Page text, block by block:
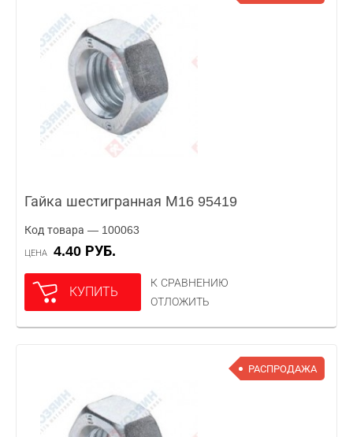
Гайка шестигранная М16 95419
Код товара — 100063
ЦЕНА 4.40 РУБ.
КУПИТЬ
К СРАВНЕНИЮ
ОТЛОЖИТЬ
РАСПРОДАЖА